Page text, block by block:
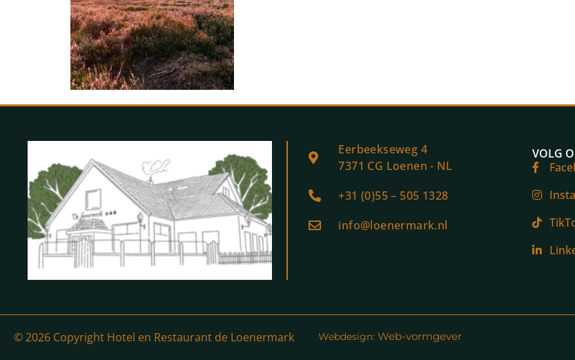
Eerbeekseweg 4
7371 CG Loenen - NL
+31 (0)55 – 505 1328
info@loenermark.nl
VOLG
© 2026 Copyright Hotel en Restaurant de Loenermark Webdesign:Web-vormgever